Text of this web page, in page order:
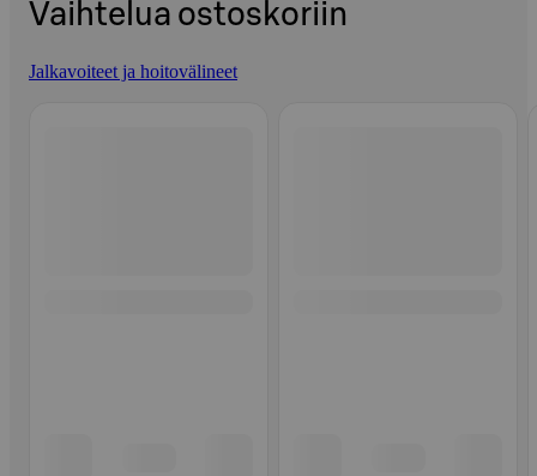
Vaihtelua ostoskoriin
Jalkavoiteet ja hoitovälineet